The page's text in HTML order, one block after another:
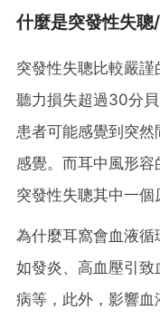
什麼是突發性失聰
突發性失聰比較嚴
聽力損失超過30分
患者可能感覺到突
感覺。而耳中風形
突發性失聰其中一個
為什麼耳窩會血液
如發炎、高血壓引
病等，此外，影響